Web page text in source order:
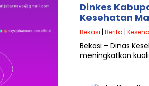
Dinkes
Kesehatan
Bekasi | Berita |
Bekasi – Dinas
meningkatkan